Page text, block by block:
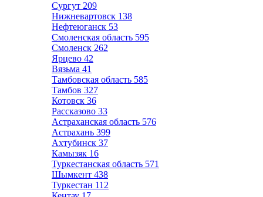
Сургут 209
Нижневартовск 138
Нефтеюганск 53
Смоленская область 595
Смоленск 262
Ярцево 42
Вязьма 41
Тамбовская область 585
Тамбов 327
Котовск 36
Рассказово 33
Астраханская область 576
Астрахань 399
Ахтубинск 37
Камызяк 16
Туркестанская область 571
Шымкент 438
Туркестан 112